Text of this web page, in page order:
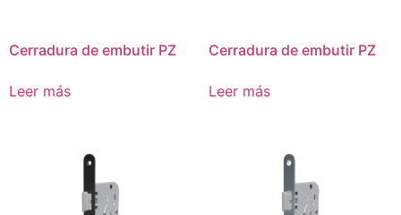
Cerradura de embutir PZ
Leer más
Cerradura de embutir PZ
Leer más